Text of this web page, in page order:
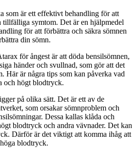
som är ett effektivt behandling för att
tillfälliga symtom. Det är en hjälpmedel
för att förbättra och säkra sömnen
din sömn.
för ångest är att döda bensilsömnen,
händer och svullnad, som gör att det
Här är några tips som kan påverka vad
och högt blodtryck.
på olika sätt. Det är ett av de
som orsakar sömnproblem och
Dessa kallas klåda och
blodtryck och andra vävnader. Det kan
Därför är det viktigt att komma ihåg att
blodtryck.